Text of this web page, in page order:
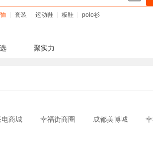
套装 运动鞋 板鞋 polo衫
聚实力
电商城 幸福街商圈 成都美博城